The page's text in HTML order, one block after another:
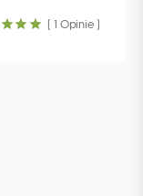
( 1 Opinie )